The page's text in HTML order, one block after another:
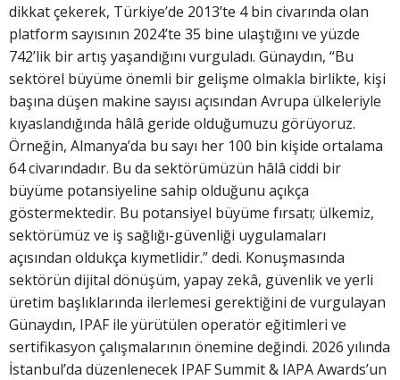
dikkat çekerek, Türkiye’de 2013’te 4 bin civarında olan
platform sayısının 2024’te 35 bine ulaştığını ve yüzde
742’lik bir artış yaşandığını vurguladı. Günaydın, “Bu
sektörel büyüme önemli bir gelişme olmakla birlikte, kişi
başına düşen makine sayısı açısından Avrupa ülkeleriyle
kıyaslandığında hâlâ geride olduğumuzu görüyoruz.
Örneğin, Almanya’da bu sayı her 100 bin kişide ortalama
64 civarındadır. Bu da sektörümüzün hâlâ ciddi bir
büyüme potansiyeline sahip olduğunu açıkça
göstermektedir. Bu potansiyel büyüme fırsatı; ülkemiz,
sektörümüz ve iş sağlığı-güvenliği uygulamaları
açısından oldukça kıymetlidir.” dedi. Konuşmasında
sektörün dijital dönüşüm, yapay zekâ, güvenlik ve yerli
üretim başlıklarında ilerlemesi gerektiğini de vurgulayan
Günaydın, IPAF ile yürütülen operatör eğitimleri ve
sertifikasyon çalışmalarının önemine değindi. 2026 yılında
İstanbul’da düzenlenecek IPAF Summit & IAPA Awards’un